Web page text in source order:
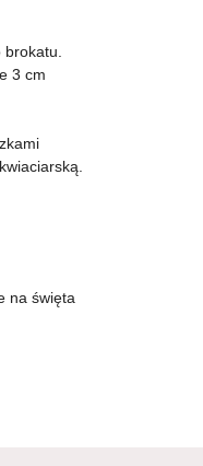
3 cm
na święta